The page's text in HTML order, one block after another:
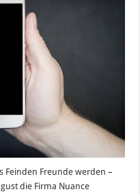
Feinden Freunde werden –
die Firma Nuance